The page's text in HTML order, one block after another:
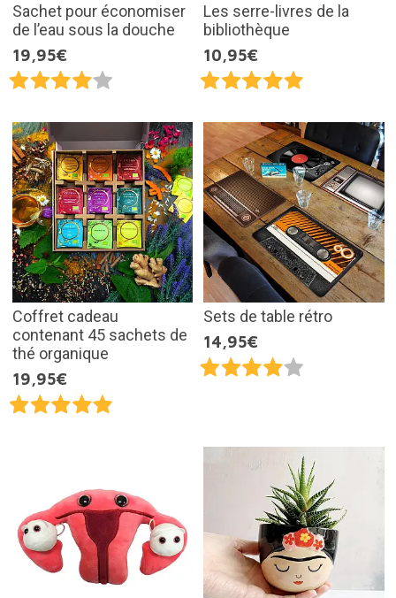
Sachet pour économiser
de l’eau sous la douche
19,95€
Les serre-livres de la
bibliothèque
10,95€
Coffret cadeau
contenant 45 sachets de
thé organique
19,95€
Sets de table rétro
14,95€